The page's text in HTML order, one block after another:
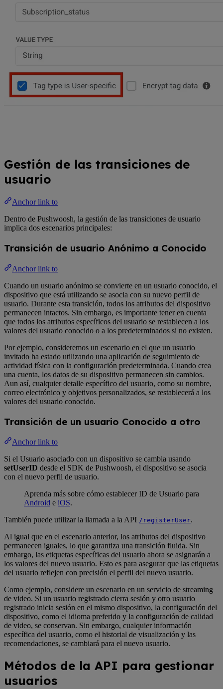
Gestión de las transiciones de
usuario
Anchor link to
Dentro de Pushwoosh, la gestión de las transiciones de usuario
implica dos escenarios principales:
Transición de usuario Anónimo a Conocido
Anchor link to
Cuando un usuario anónimo se convierte en un usuario conocido, el
dispositivo que está utilizando se asocia con su nuevo perfil de
usuario. Durante esta transición, todos los atributos del dispositivo
permanecen intactos. Sin embargo, es importante tener en cuenta
que todos los atributos específicos del usuario se restablecen a los
valores del usuario conocido o a los predeterminados si no existen.
Por ejemplo, consideremos un escenario en el que un usuario
invitado ha estado utilizando una aplicación de seguimiento de
actividad física con la configuración predeterminada. Cuando crea
una cuenta, los datos de su dispositivo permanecen sin cambios.
Aun así, cualquier detalle específico del usuario, como su nombre,
correo electrónico y objetivos personalizados, se restablecerá a los
valores del usuario conocido.
Transición de un usuario Conocido a otro
Anchor link to
Si el Usuario asociado con un dispositivo se cambia usando
setUserID desde el SDK de Pushwoosh, el dispositivo se asocia
con el nuevo perfil de usuario.
Aprenda más sobre cómo establecer ID de Usuario para
Android e iOS.
También puede utilizar la llamada a la API /registerUser.
Al igual que en el escenario anterior, los atributos del dispositivo
permanecen iguales, lo que garantiza una transición fluida. Sin
embargo, las etiquetas específicas del usuario ahora se asignarán a
los valores del nuevo usuario. Esto es para asegurar que las etiquetas
del usuario reflejen con precisión el perfil del nuevo usuario.
Como ejemplo, considere un escenario en un servicio de streaming
de video. Si un usuario registrado cierra sesión y otro usuario
registrado inicia sesión en el mismo dispositivo, la configuración del
dispositivo, como el idioma preferido y la configuración de calidad
de video, se conservan. Sin embargo, cualquier información
específica del usuario, como el historial de visualización y las
recomendaciones, se cambiará para el nuevo usuario.
Métodos de la API para gestionar
usuarios